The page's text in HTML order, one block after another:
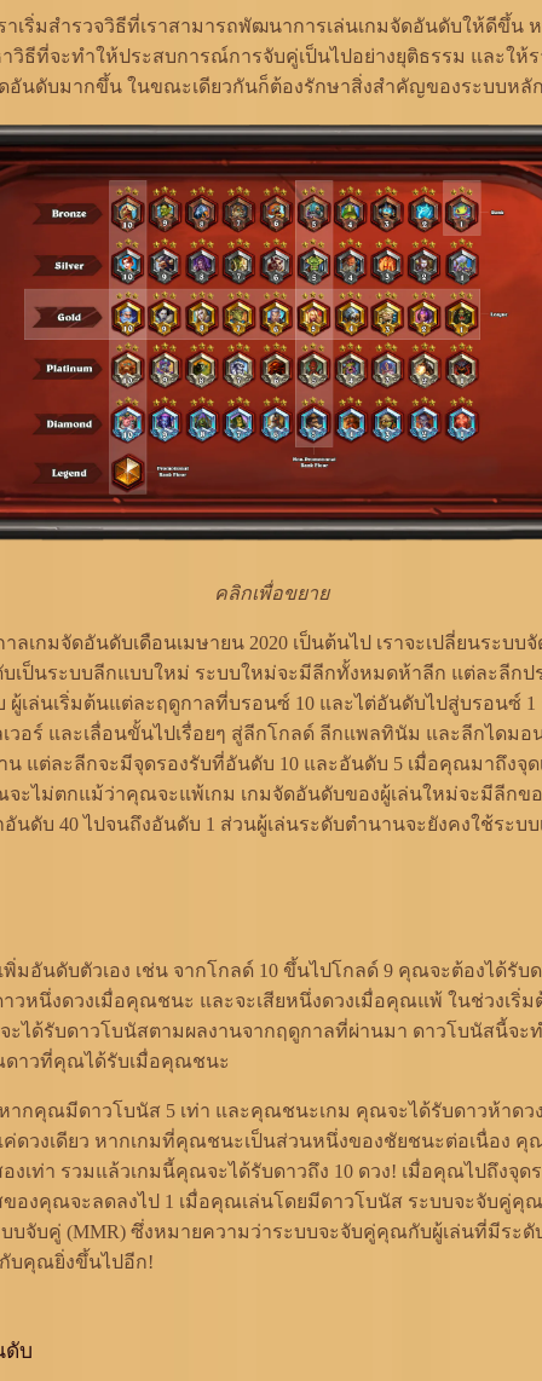
าเริ่มสำรวจวิธีที่เราสามารถพัฒนาการเล่นเกมจัดอันดับให้ดีขึ้น
าวิธีที่จะทำให้ประสบการณ์การจับคู่เป็นไปอย่างยุติธรรม และให้
ดอันดับมากขึ้น ในขณะเดียวกันก็ต้องรักษาสิ่งสำคัญของระบบหลั
คลิกเพื่อขยาย
ลเกมจัดอันดับเดือนเมษายน 2020 เป็นต้นไป เราจะเปลี่ยนระบบ
เป็นระบบลีกแบบใหม่ ระบบใหม่จะมีลีกทั้งหมดห้าลีก แต่ละลีกป
ผู้เล่นเริ่มต้นแต่ละฤดูกาลที่บรอนซ์ 10 และไต่อันดับไปสู่บรอนซ์ 1
วอร์ และเลื่อนขั้นไปเรื่อยๆ สู่ลีกโกลด์ ลีกแพลทินัม และลีกไดมอ
น แต่ละลีกจะมีจุดรองรับที่อันดับ 10 และอันดับ 5 เมื่อคุณมาถึงจุ
ะไม่ตกแม้ว่าคุณจะแพ้เกม เกมจัดอันดับของผู้เล่นใหม่จะมีลีกขอ
อันดับ 40 ไปจนถึงอันดับ 1 ส่วนผู้เล่นระดับตำนานจะยังคงใช้ระบบ
พิ่มอันดับตัวเอง เช่น จากโกลด์ 10 ขึ้นไปโกลด์ 9 คุณจะต้องได้รับ
วหนึ่งดวงเมื่อคุณชนะ และจะเสียหนึ่งดวงเมื่อคุณแพ้ ในช่วงเริ่
ะได้รับดาวโบนัสตามผลงานจากฤดูกาลที่ผ่านมา ดาวโบนัสนี้จะ
าวที่คุณได้รับเมื่อคุณชนะ
ากคุณมีดาวโบนัส 5 เท่า และคุณชนะเกม คุณจะได้รับดาวห้าดว
ดวงเดียว หากเกมที่คุณชนะเป็นส่วนหนึ่งของชัยชนะต่อเนื่อง คุ
องเท่า รวมแล้วเกมนี้คุณจะได้รับดาวถึง 10 ดวง! เมื่อคุณไปถึงจุด
ของคุณจะลดลงไป 1 เมื่อคุณเล่นโดยมีดาวโบนัส ระบบจะจับคู่คุ
บจับคู่ (MMR) ซึ่งหมายความว่าระบบจะจับคู่คุณกับผู้เล่นที่มีระดั
กับคุณยิ่งขึ้นไปอีก!
ดับ